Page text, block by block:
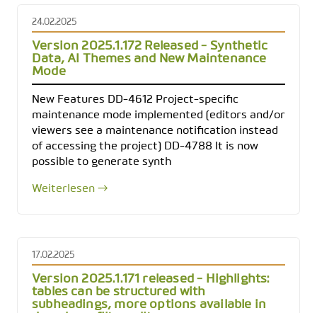
24.02.2025
Version 2025.1.172 Released - Synthetic
Data, AI Themes and New Maintenance
Mode
New Features DD-4612 Project-specific
maintenance mode implemented (editors and/or
viewers see a maintenance notification instead
of accessing the project) DD-4788 It is now
possible to generate synth
Weiterlesen →
17.02.2025
Version 2025.1.171 released - Highlights:
tables can be structured with
subheadings, more options available in